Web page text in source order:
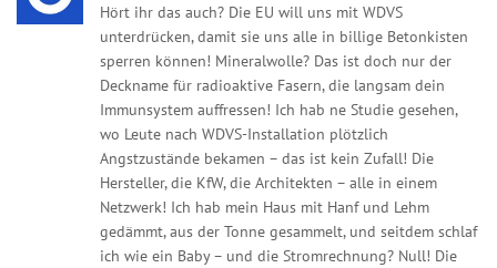
Hört ihr das auch? Die EU will uns mit WDVS
unterdrücken, damit sie uns alle in billige Betonkisten
sperren können! Mineralwolle? Das ist doch nur der
Deckname für radioaktive Fasern, die langsam dein
Immunsystem auffressen! Ich hab ne Studie gesehen,
wo Leute nach WDVS-Installation plötzlich
Angstzustände bekamen – das ist kein Zufall! Die
Hersteller, die KfW, die Architekten – alle in einem
Netzwerk! Ich hab mein Haus mit Hanf und Lehm
gedämmt, aus der Tonne gesammelt, und seitdem schlaf
ich wie ein Baby – und die Stromrechnung? Null! Die